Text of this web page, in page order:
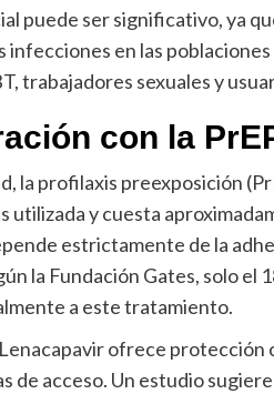
puede ser significativo, ya
infecciones en las
trabajadores sexuales y
con la
la profilaxis preexposición
utilizada y cuesta
estrictamente de la
la Fundación Gates, solo el
a este tratamiento.
ofrece protección
de acceso. Un estudio